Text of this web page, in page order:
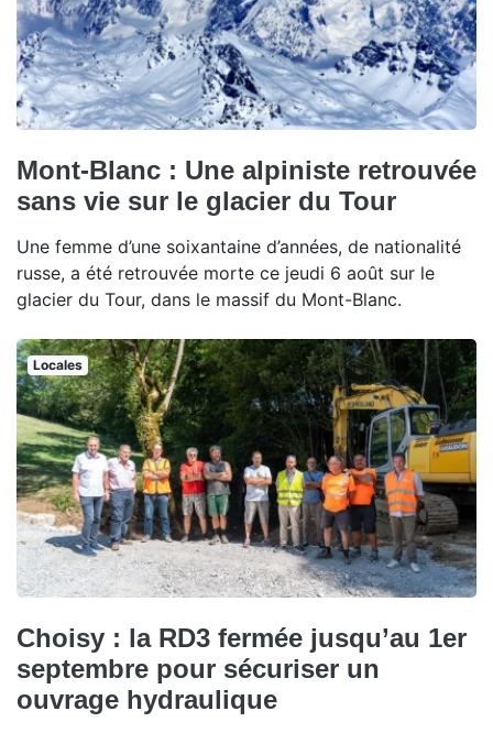
Mont-Blanc : Une alpiniste retrouvée
sans vie sur le glacier du Tour
Une femme d’une soixantaine d’années, de nationalité
russe, a été retrouvée morte ce jeudi 6 août sur le
glacier du Tour, dans le massif du Mont-Blanc.
Locales
Choisy : la RD3 fermée jusqu’au 1er
septembre pour sécuriser un
ouvrage hydraulique